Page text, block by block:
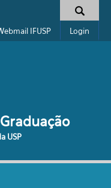
IFUSP Login
USP